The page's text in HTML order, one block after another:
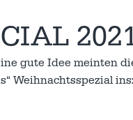
gute Idee meinten
Weihnachtsspezial